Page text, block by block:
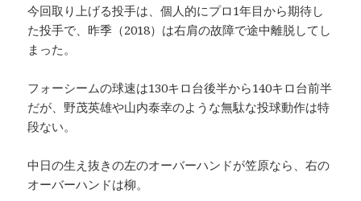
今回取り上げる投手は、個人的にプロ1年目から期待し
た投手で、昨季（2018）は右肩の故障で途中離脱してし
まった。
フォーシームの球速は130キロ台後半から140キロ台前半
だが、野茂英雄や山内泰幸のような無駄な投球動作は特
段ない。
中日の生え抜きの左のオーバーハンドが笠原なら、右の
オーバーハンドは柳。